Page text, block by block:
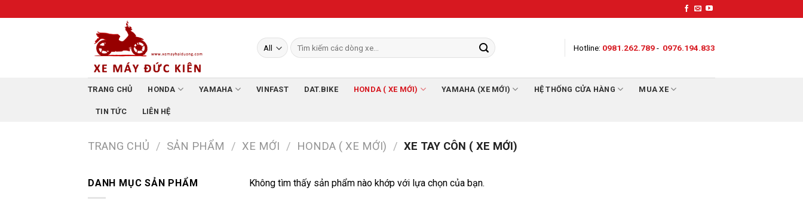
Hotline: 0981.262.789- 0976.194.833
TRANG CHỦ HONDA YAMAHA VINFAST DAT.BIKE HONDA ( XE MỚI) YAMAHA (XE MỚI) HỆ THỐNG CỬA HÀNG MUA XE
TIN TỨC LIÊN HỆ
TRANG CHỦ / SẢN PHẨM / XE MỚI / HONDA ( XE MỚI) / XE TAY CÔN ( XE MỚI)
DANH MỤC SẢN PHẨM Không tìm thấy sản phẩm nào khớp với lựa chọn của bạn.